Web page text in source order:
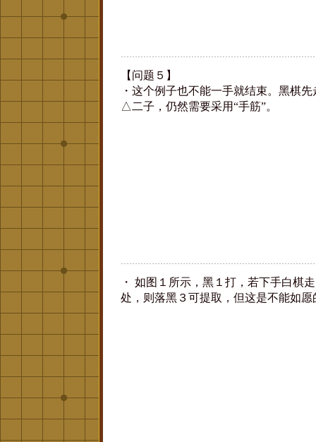
【问题５】
・这个例子也不能一手就结束。黑棋
△二子，仍然需要采用“手筋”。
・ 如图１所示，黑１打，若下手白棋
处，则落黑３可提取，但这是不能如愿